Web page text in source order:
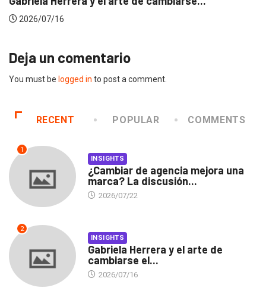
2026/07/16
Deja un comentario
You must be logged in to post a comment.
RECENT POPULAR COMMENTS
1
INSIGHTS
¿Cambiar de agencia mejora una
marca? La discusión...
2026/07/22
2
INSIGHTS
Gabriela Herrera y el arte de
cambiarse el...
2026/07/16